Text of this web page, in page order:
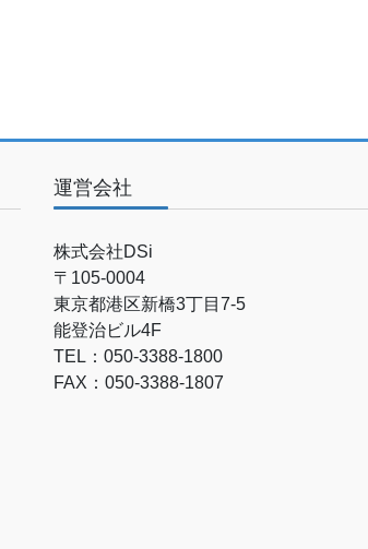
運営会社
株式会社DSi
〒105-0004
東京都港区新橋3丁目7-5
能登治ビル4F
TEL：050-3388-1800
FAX：050-3388-1807